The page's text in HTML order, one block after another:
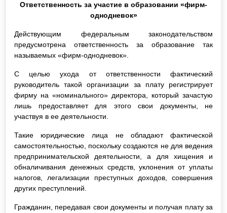
Ответственность за участие в образовании «фирм-
однодневок»
Действующим федеральным законодательством
предусмотрена ответственность за образование так
называемых «фирм-однодневок».
С целью ухода от ответственности фактический
руководитель такой организации за плату регистрирует
фирму на «номинального» директора, который зачастую
лишь предоставляет для этого свои документы, не
участвуя в ее деятельности.
Такие юридические лица не обладают фактической
самостоятельностью, поскольку создаются не для ведения
предпринимательской деятельности, а для хищения и
обналичивания денежных средств, уклонения от уплаты
налогов, легализации преступных доходов, совершения
других преступлений.
Гражданин, передавая свои документы и получая плату за